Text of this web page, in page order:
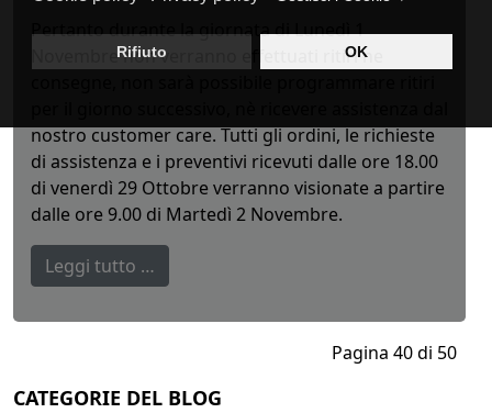
Pertanto durante la giornata di Lunedì 1
Novembre non verranno effettuati ritiri ne
nostro customer care. Tutti gli ordini, le richieste
di assistenza e i preventivi ricevuti dalle ore 18.00
di venerdì 29 Ottobre verranno visionate a partire
dalle ore 9.00 di Martedì 2 Novembre.
Leggi tutto …
Pagina 40 di 50
CATEGORIE DEL BLOG